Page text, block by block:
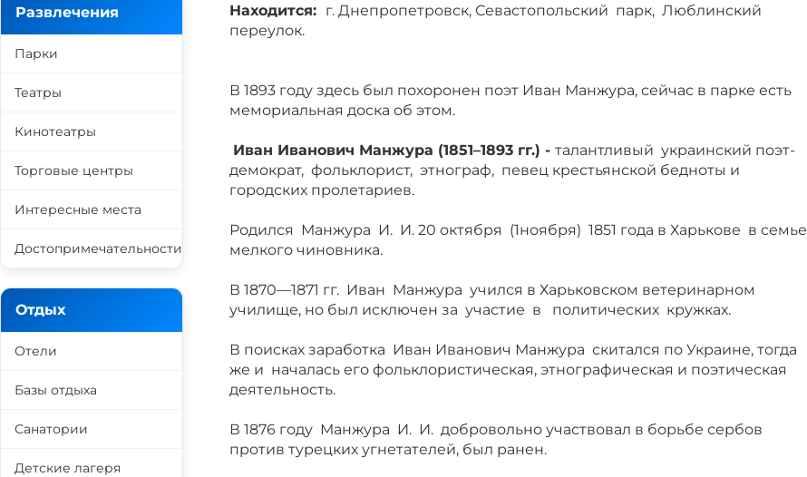
Находится: г. Днепропетровск, Севастопольский парк, Люблинский
переулок.
В 1893 году здесь был похоронен поэт Иван Манжура, сейчас в парке есть
мемориальная доска об этом.
Иван Иванович Манжура (1851–1893 гг.) - талантливый украинский поэт-
демократ, фольклорист, этнограф, певец крестьянской бедноты и
городских пролетариев.
Родился Манжура И. И. 20 октября (1ноября) 1851 года в Харькове в семье
мелкого чиновника.
В 1870—1871 гг. Иван Манжура учился в Харьковском ветеринарном
училище, но был исключен за участие в политических кружках.
В поисках заработка Иван Иванович Манжура скитался по Украине, тогда
же и началась его фольклористическая, этнографическая и поэтическая
деятельность.
В 1876 году Манжура И. И. добровольно участвовал в борьбе сербов
против турецких угнетателей, был ранен.
Развлечения
Парки
Театры
Кинотеатры
Торговые центры
Интересные места
Достопримечательности
Отдых
Отели
Базы отдыха
Санатории
Детские лагеря